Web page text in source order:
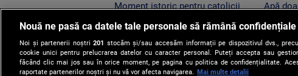
Moment istoric pentru catolicii
Francisc din Assisi a ajuns la Arad
Apă
sunt
vine la
Nouă ne pasă ca datele tale personale să rămână confidențiale
Noi și partenerii noștri201 stocăm și/sau accesăm informații pe dispozitivul dvs.,
cookie unici pentru prelucrarea datelor cu caracter personal. Puteți accepta sau
făcând clic mai jos sau în orice moment, pe pagina cu politica de confidențialitate.
raportate partenerilor noștri și nu vă vor afecta navigarea.
Mai multe detalii